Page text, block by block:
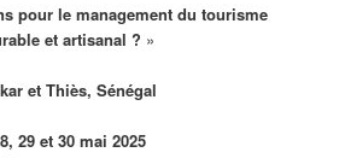
pour le management du tourisme
et artisanal ? »
et Thiès, Sénégal
29 et 30 mai 2025